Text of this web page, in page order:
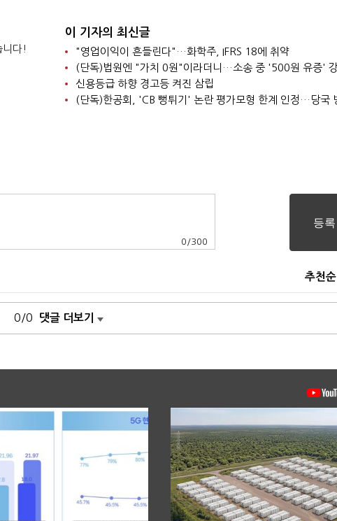
니다!
이 기자의 최신글
"영업이익이 흔들린다"…화학주, IFRS 18에 취약
신용등급 하향 경고등 켜진 삼립
0 /300
추천순
0/0 댓글 더보기